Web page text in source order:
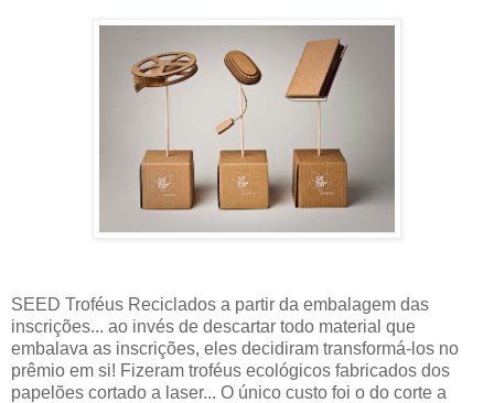
SEED Troféus Reciclados a partir da embalagem das
inscrições... ao invés de descartar todo material que
embalava as inscrições, eles decidiram transformá-los no
prêmio em si! Fizeram troféus ecológicos fabricados dos
papelões cortado a laser... O único custo foi o do corte a